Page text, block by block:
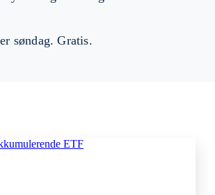
søndag. Gratis.